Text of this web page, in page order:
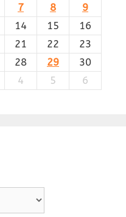
7 8
9
14 15
16
21 22
23
28 29
30
4 5 6